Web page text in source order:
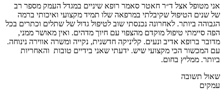
אני מטופל אצל ד״ר חאטר סאמר רופא שיניים במגדל העמק מספר רב
של שנים הטיפול שקיבלתי במרפאה שלו תמיד מקצועי ואיכותי ברמה
הגבוהה ביותר. לאחרונה נכנסתי שוב לטיפול גדול של שתלים וכתרים בכל
הפה סיימתי טיפול מוקדם מהצפוי עם חיוך מדהים. ואין מאושר ממני,
מדובר ברופא אדיב ונעים. קליניקה חדשנית, נקייה ומשרה אווירה נינוחה.
עם המכשור הכי מקצועי שיש. ידעתי שאני בידיים טובות והאחריות
ביותר. ממליץ בחום.
שאול תשובה
עמקים